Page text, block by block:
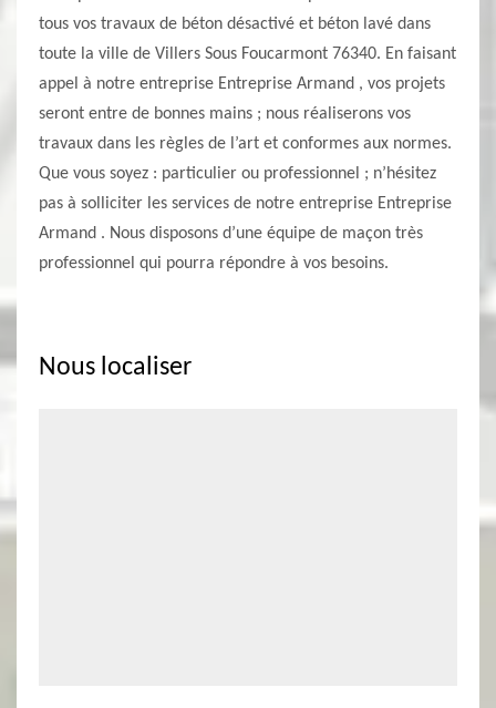
tous vos travaux de béton désactivé et béton lavé dans
toute la ville de Villers Sous Foucarmont 76340. En faisant
appel à notre entreprise Entreprise Armand , vos projets
seront entre de bonnes mains ; nous réaliserons vos
travaux dans les règles de l’art et conformes aux normes.
Que vous soyez : particulier ou professionnel ; n’hésitez
pas à solliciter les services de notre entreprise Entreprise
Armand . Nous disposons d’une équipe de maçon très
professionnel qui pourra répondre à vos besoins.
Nous localiser